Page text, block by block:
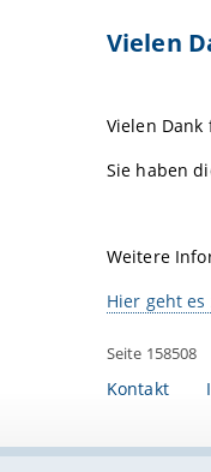
Vielen
Vielen
Sie haben
Weitere
Hier geht
Seite 158508
Kontakt